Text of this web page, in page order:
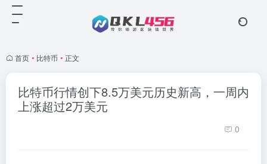
首页 • 比特币 • 正文
比特币行情创下8.5万美元历史新高，一周内
上涨超过2万美元
0